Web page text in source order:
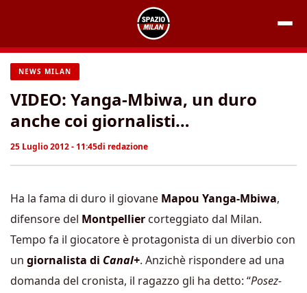
contenuto
NEWS MILAN
VIDEO: Yanga-Mbiwa, un duro
anche coi giornalisti…
25 Luglio 2012 - 11:45di redazione
Ha la fama di duro il giovane Mapou Yanga-Mbiwa,
difensore del Montpellier corteggiato dal Milan.
Tempo fa il giocatore è protagonista di un diverbio con
un giornalista di Canal+. Anzichè rispondere ad una
domanda del cronista, il ragazzo gli ha detto: “Posez-